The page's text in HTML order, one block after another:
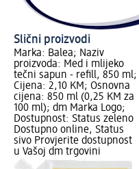
Slični proizvodi
Marka: Balea; Naziv
proizvoda: Med i mlijeko
tečni sapun - refill, 850 ml;
Cijena: 2,10 KM; Osnovna
cijena: 850 ml (0,25 KM za
100 ml); dm Marka Logo;
Dostupnost: Status zeleno
Dostupno online, Status
sivo Provjerite dostupnost
u Vašoj dm trgovini